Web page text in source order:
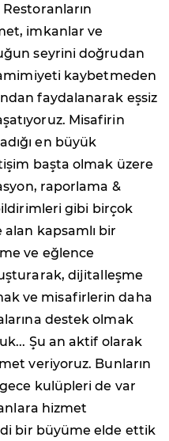
Restoranların
imkanlar ve
seyrini doğrudan
kaybetmeden
faydalanarak eşsiz
Misafirin
en büyük
başta olmak üzere
raporlama &
gibi birçok
kapsamlı bir
ve eğlence
dijitalleşme
ve misafirlerin daha
destek olmak
Şu an aktif olarak
veriyoruz. Bunların
kulüpleri de var
hizmet
bir büyüme elde ettik